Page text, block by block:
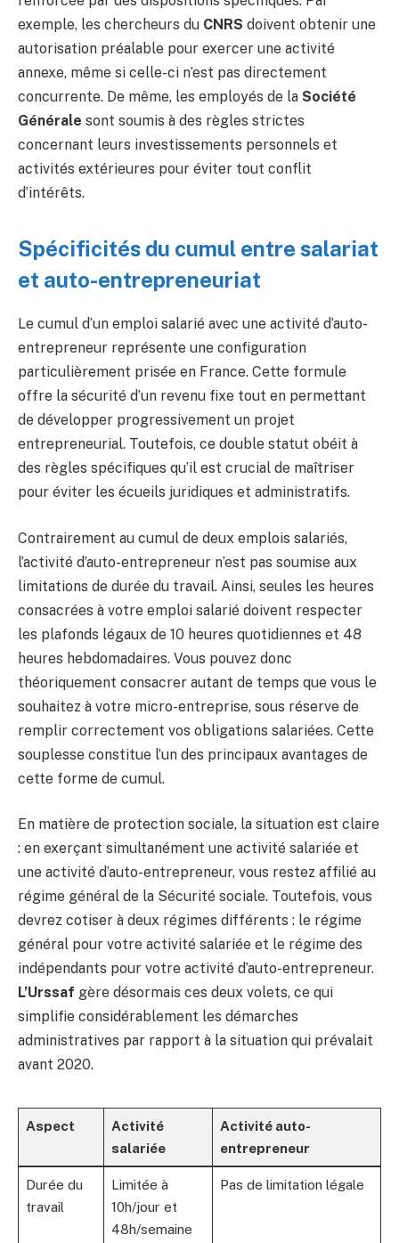
exemple, les chercheurs du CNRS doivent obtenir une
autorisation préalable pour exercer une activité
annexe, même si celle-ci n’est pas directement
concurrente. De même, les employés de la Société
Générale sont soumis à des règles strictes
concernant leurs investissements personnels et
activités extérieures pour éviter tout conflit
d’intérêts.
Spécificités du cumul entre salariat
et auto-entrepreneuriat
Le cumul d’un emploi salarié avec une activité d’auto-
entrepreneur représente une configuration
particulièrement prisée en France. Cette formule
offre la sécurité d’un revenu fixe tout en permettant
de développer progressivement un projet
entrepreneurial. Toutefois, ce double statut obéit à
des règles spécifiques qu’il est crucial de maîtriser
pour éviter les écueils juridiques et administratifs.
Contrairement au cumul de deux emplois salariés,
l’activité d’auto-entrepreneur n’est pas soumise aux
limitations de durée du travail. Ainsi, seules les heures
consacrées à votre emploi salarié doivent respecter
les plafonds légaux de 10 heures quotidiennes et 48
heures hebdomadaires. Vous pouvez donc
théoriquement consacrer autant de temps que vous le
souhaitez à votre micro-entreprise, sous réserve de
remplir correctement vos obligations salariées. Cette
souplesse constitue l’un des principaux avantages de
cette forme de cumul.
En matière de protection sociale, la situation est claire
: en exerçant simultanément une activité salariée et
une activité d’auto-entrepreneur, vous restez affilié au
régime général de la Sécurité sociale. Toutefois, vous
devrez cotiser à deux régimes différents : le régime
général pour votre activité salariée et le régime des
indépendants pour votre activité d’auto-entrepreneur.
L’Urssaf gère désormais ces deux volets, ce qui
simplifie considérablement les démarches
administratives par rapport à la situation qui prévalait
avant 2020.
Aspect
Activité
salariée
Activité auto-
entrepreneur
Durée du
travail
Limitée à
10h/jour et
48h/semaine
Pas de limitation légale